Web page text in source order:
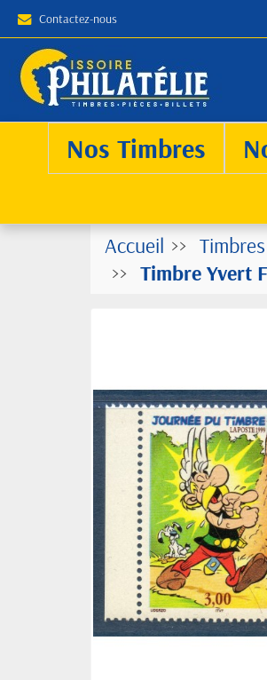
Contactez-nous
Nos Timbres
Accueil
Timbre Yvert